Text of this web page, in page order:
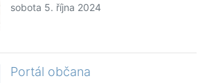
sobota 5. října 2024
Portál občana